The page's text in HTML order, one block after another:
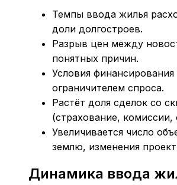
Темпы ввода жилья
доли долгостроев.
Разрыв цен между
понятных причин.
Условия
ограничителем спроса.
Растёт доля сделок со
(страхование,
Увеличивается число
землю, изменения
Динамика ввода